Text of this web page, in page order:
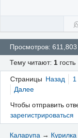
Просмотров: 611,803
Тему читают: 1 гость
Страницы Назад 1
Далее
Чтобы отправить
зарегистрироваться
Каларупа → Курилка